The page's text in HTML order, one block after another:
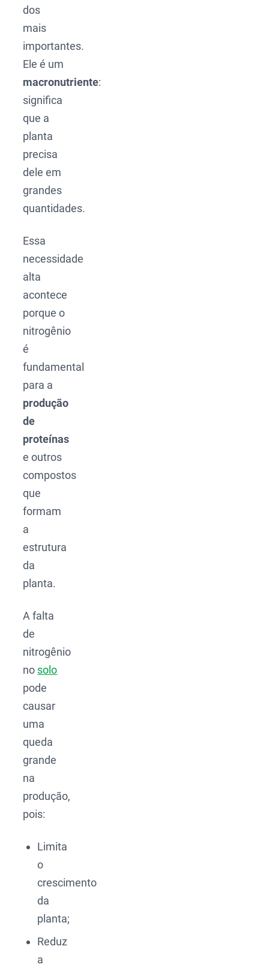
dos
mais
importantes.
Ele é um
macronutriente:
significa
que a
planta
precisa
dele em
grandes
quantidades.
Essa
necessidade
alta
acontece
porque o
nitrogênio
é
fundamental
para a
produção
de
proteínas
e outros
compostos
que
formam
a
estrutura
da
planta.
A falta
de
nitrogênio
no solo
pode
causar
uma
queda
grande
na
produção,
pois:
Limita
o
crescimento
da
planta;
Reduz
a